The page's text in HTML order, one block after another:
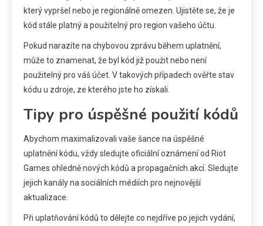
který vypršel nebo je regionálně omezen. Ujistěte se, že je
kód stále platný a použitelný pro region vašeho účtu.
Pokud narazíte na chybovou zprávu během uplatnění,
může to znamenat, že byl kód již použit nebo není
použitelný pro váš účet. V takových případech ověřte stav
kódu u zdroje, ze kterého jste ho získali.
Tipy pro úspěšné použití kódů
Abychom maximalizovali vaše šance na úspěšné
uplatnění kódu, vždy sledujte oficiální oznámení od Riot
Games ohledně nových kódů a propagačních akcí. Sledujte
jejich kanály na sociálních médiích pro nejnovější
aktualizace.
Při uplatňování kódů to dělejte co nejdříve po jejich vydání,